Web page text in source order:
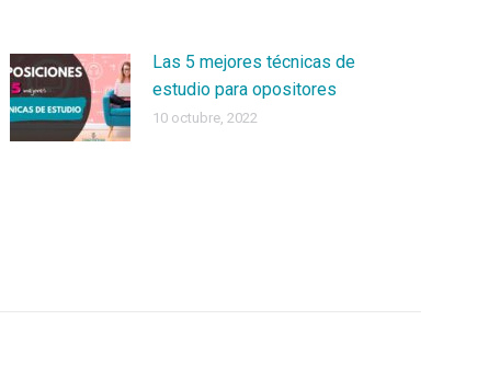
Las 5 mejores técnicas de
estudio para opositores
10 octubre, 2022